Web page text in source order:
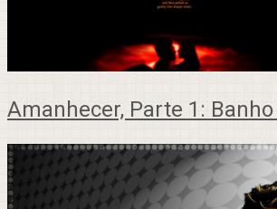
Amanhecer, Parte 1: